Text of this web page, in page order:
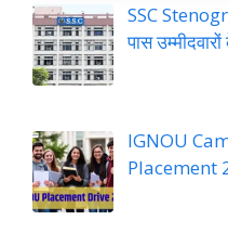
SSC
पास
IGNOU
Placement